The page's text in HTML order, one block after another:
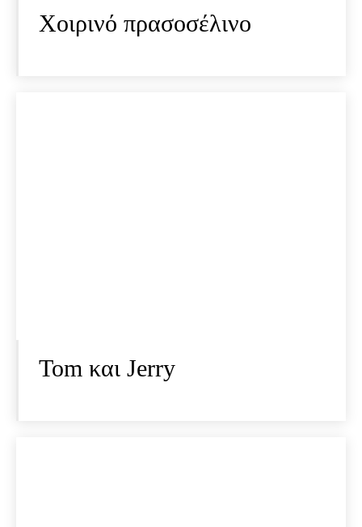
Χοιρινό πρασοσέλινο
Tom και Jerry